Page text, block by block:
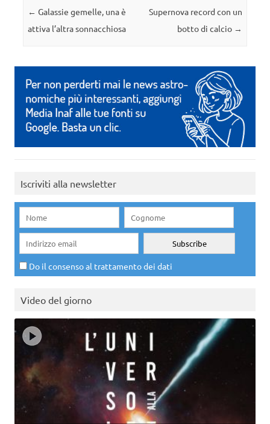
Navigazione articolo
← Galassie gemelle, una è
attiva l’altra sonnacchiosa
Supernova record con un
botto di calcio →
Iscriviti alla newsletter
Do il consenso al trattamento dei dati
Video del giorno